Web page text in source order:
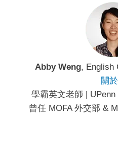
Abby Weng, English
關
學霸英文老師 |
曾任 MOFA 外交部 &